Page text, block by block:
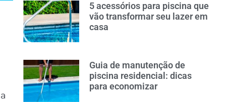
5 acessórios para piscina que
vão transformar seu lazer em
casa
Guia de manutenção de
piscina residencial: dicas
para economizar